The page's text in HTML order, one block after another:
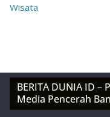
Wisata
BERITA DUNIA ID
Media Pencerah